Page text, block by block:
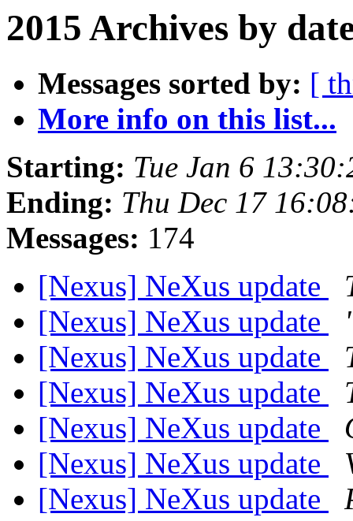
2015 Archives by
Messages sorted by: [
More info on this list...
Starting: Tue Jan 6
Ending: Thu Dec 17
Messages: 174
[Nexus] NeXus update
[Nexus] NeXus update
[Nexus] NeXus update
[Nexus] NeXus update
[Nexus] NeXus update
[Nexus] NeXus update
[Nexus] NeXus update